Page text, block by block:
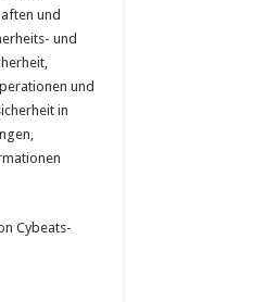
und
und
und
in
Cybeats-